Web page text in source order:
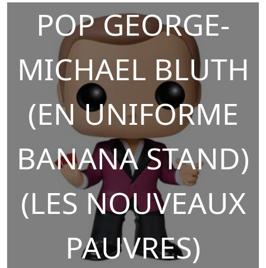
POP GEORGE-
MICHAEL BLUTH
(EN UNIFORME
BANANA STAND)
(LES NOUVEAUX
PAUVRES)